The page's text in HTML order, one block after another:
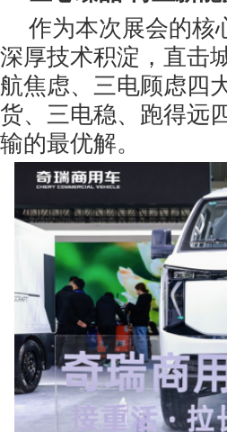
作为本次展会的核
深厚技术积淀，直击
航焦虑、三电顾虑四
货、三电稳、跑得远
输的最优解。